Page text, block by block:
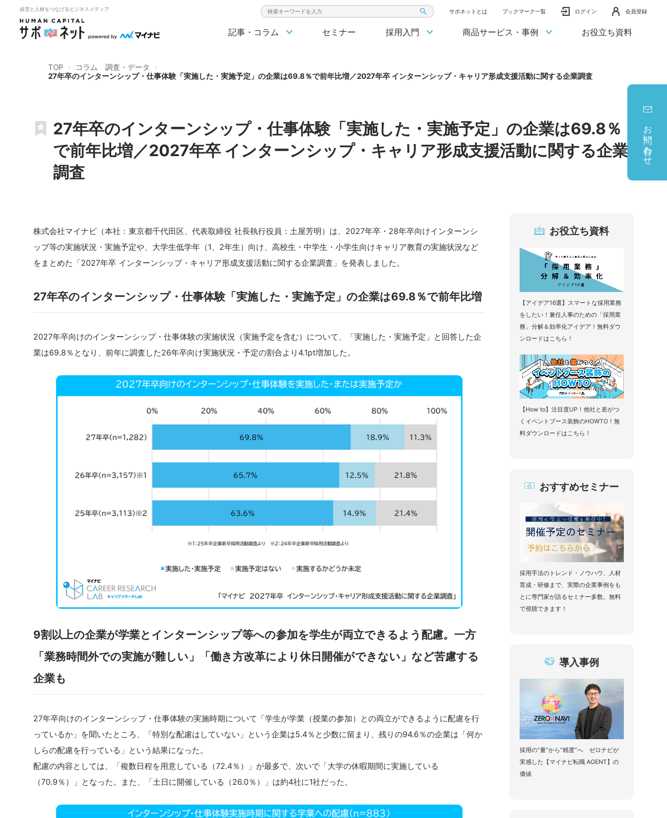
経営と人材をつなげるビジネスメディア
検索キーワード入力 サポネットとは ブックマーク一覧 ログイン 会員登録
記事・コラム セミナー 採用入門 商品サービス・事例 お役立ち資料
お問い合わせ
TOP
コラム 調査・データ
27年卒のインターンシップ・仕事体験「実施した・実施予定」の企業は69.8％で前年比増／2027年卒 インターンシップ・キャリア形成支援活動に関する企業調査
27年卒のインターンシップ・仕事体験「実施した・実施予定」の企業は69.8％
で前年比増／2027年卒 インターンシップ・キャリア形成支援活動に関する企業
調査
株式会社マイナビ（本社：東京都千代田区、代表取締役 社長執行役員：土屋芳明）は、2027年卒・28年卒向けインターンシ
ップ等の実施状況・実施予定や、大学生低学年（1、2年生）向け、高校生・中学生・小学生向けキャリア教育の実施状況など
をまとめた「2027年卒 インターンシップ・キャリア形成支援活動に関する企業調査」を発表しました。
27年卒のインターンシップ・仕事体験「実施した・実施予定」の企業は69.8％で前年比増
2027年卒向けのインターンシップ・仕事体験の実施状況（実施予定を含む）について、「実施した・実施予定」と回答した企
業は69.8％となり、前年に調査した26年卒向け実施状況・予定の割合より4.1pt増加した。
9割以上の企業が学業とインターンシップ等への参加を学生が両立できるよう配慮。一方
「業務時間外での実施が難しい」「働き方改革により休日開催ができない」など苦慮する
企業も
27年卒向けのインターンシップ・仕事体験の実施時期について「学生が学業（授業の参加）との両立ができるように配慮を行
っているか」を聞いたところ、「特別な配慮はしていない」という企業は5.4％と少数に留まり、残りの94.6％の企業は「何か
しらの配慮を行っている」という結果になった。
配慮の内容としては、「複数日程を用意している（72.4％）」が最多で、次いで「大学の休暇期間に実施している
（70.9％）」となった。また、「土日に開催している（26.0％）」は約4社に1社だった。
お役立ち資料
【アイデア16選】スマートな採用業務
をしたい！兼任人事のための「採用業
務」分解＆効率化アイデア！無料ダウ
ンロードはこちら！
【How to】注目度UP！他社と差がつ
くイベントブース装飾のHOWTO！無
料ダウンロードはこちら！
おすすめセミナー
採用手法のトレンド・ノウハウ、人材
育成・研修まで、実際の企業事例をも
とに専門家が語るセミナー多数。無料
で視聴できます！
導入事例
採用の“量”から“精度”へ ゼロナビが
実感した【マイナビ転職 AGENT】の
価値